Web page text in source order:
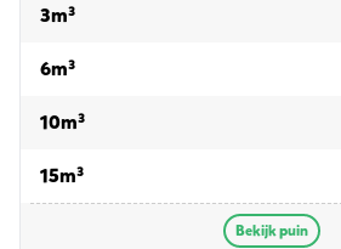
3m³voor puin
6m³voor puin
10m³voor puin
15m³voor puin
Bekijk puin